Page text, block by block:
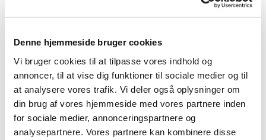
Denne hjemmeside bruger cookies
Vi bruger cookies til at tilpasse vores indhold og
annoncer, til at vise dig funktioner til sociale medier og til
at analysere vores trafik. Vi deler også oplysninger om
din brug af vores hjemmeside med vores partnere inden
for sociale medier, annonceringspartnere og
analysepartnere. Vores partnere kan kombinere disse
Kontakt Pernille Rasmussen på:
Mobil: +45 31521240
Mail: pernilleegholm@live.dk
Alle er velkomne – uanset om du er vant til at
komme i kirke eller ej. Tag din baby under armen,
og kom og vær med til at fylde sognegården med